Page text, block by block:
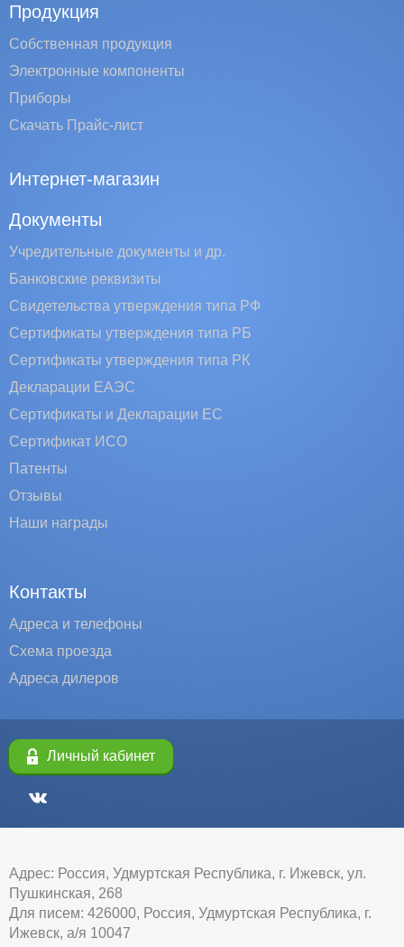
Продукция
Собственная продукция
Электронные компоненты
Приборы
Скачать Прайс-лист
Интернет-магазин
Документы
Учредительные документы и др.
Банковские реквизиты
Свидетельства утверждения типа РФ
Сертификаты утверждения типа РБ
Сертификаты утверждения типа РК
Декларации ЕАЭС
Сертификаты и Декларации EC
Сертификат ИСО
Патенты
Отзывы
Наши награды
Контакты
Адреса и телефоны
Схема проезда
Адреса дилеров
Личный кабинет
Адрес: Россия, Удмуртская Республика, г. Ижевск, ул.
Пушкинская, 268
Для писем: 426000, Россия, Удмуртская Республика, г.
Ижевск, а/я 10047